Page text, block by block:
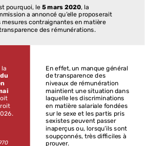
pourquoi, le 5mars 2020, la
a annoncé qu’elle proposerait
mesures contraignantes en matière
des rémunérations.
la
du
En effet, un manque général
detransparence des
niveaux de rémunération
maintient unesituation dans
laquelle les discriminations
en matière salariale fondées
sur le sexe et les partis pris
sexistes peuvent passer
inaperçus ou, lorsqu’ils sont
soupçonnés, très difficiles à
prouver.